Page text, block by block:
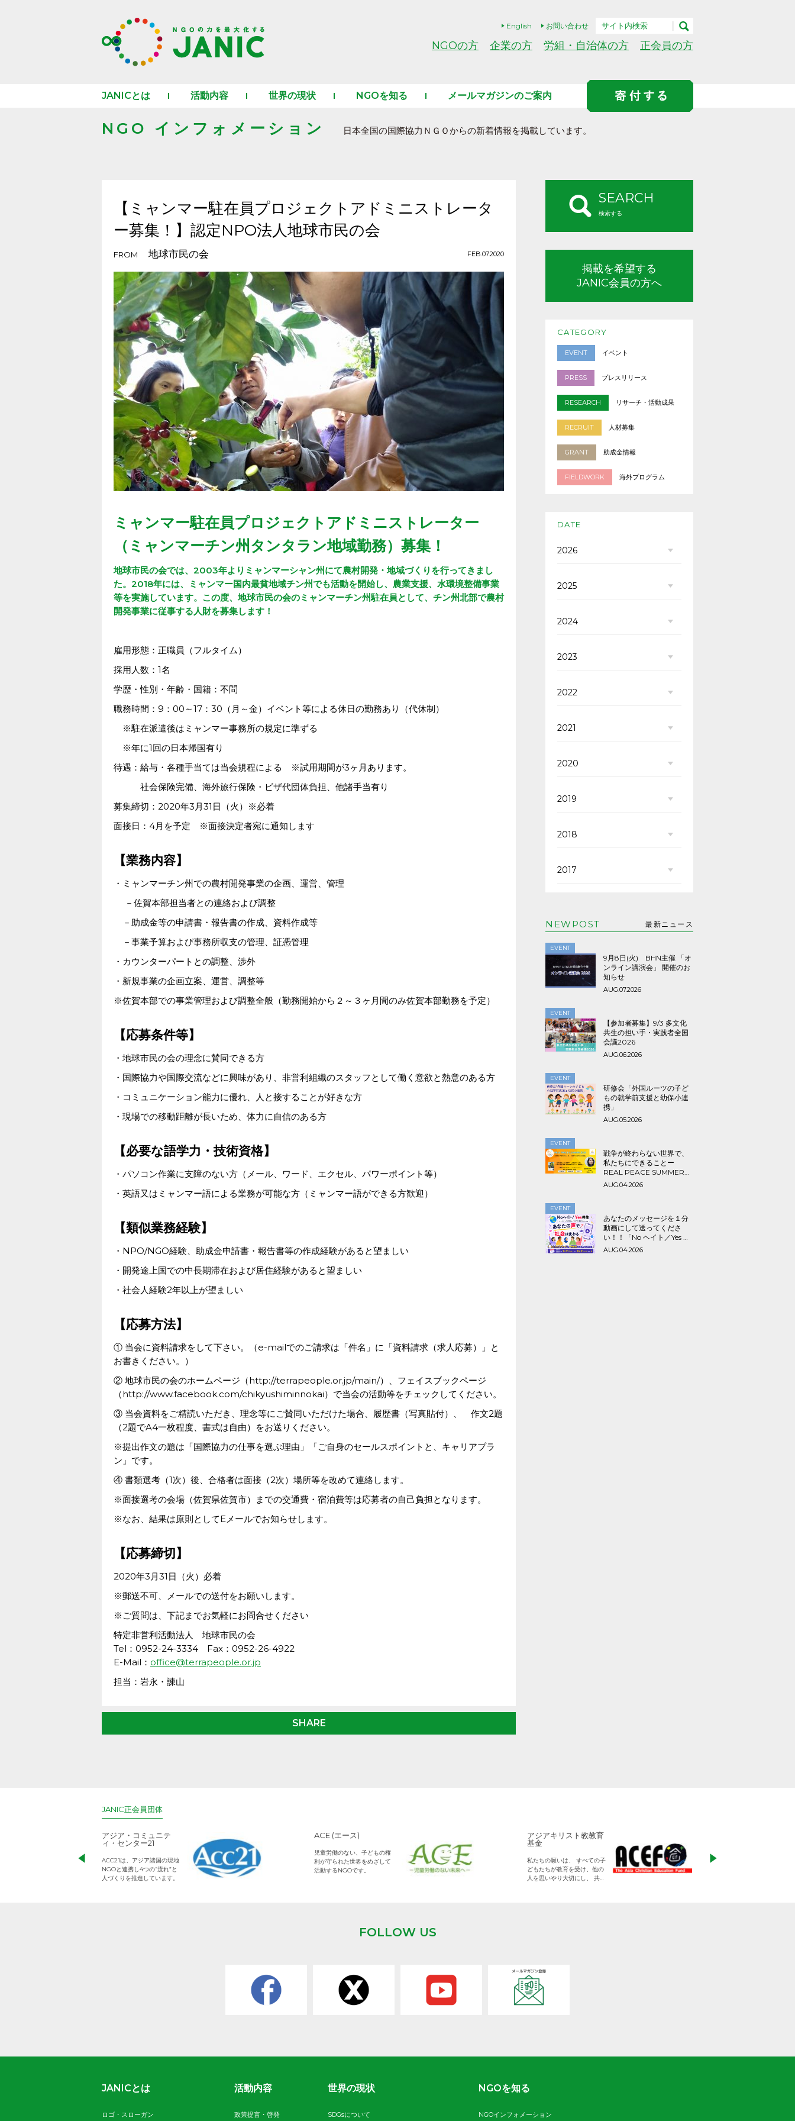
English お問い合わせ
NGOの方 企業の方 労組・自治体の方 正会員の方
JANICとは 活動内容 世界の現状 NGOを知る メールマガジンのご案内
NGO インフォメーション 日本全国の国際協力ＮＧＯからの新着情報を掲載しています。
【ミャンマー駐在員プロジェクトアドミニストレータ
ー募集！】認定NPO法人地球市民の会
FROM 地球市民の会 FEB.07.2020
ミャンマー駐在員プロジェクトアドミニストレーター
（ミャンマーチン州タンタラン地域勤務）募集！
地球市民の会では、2003年よりミャンマーシャン州にて農村開発・地域づくりを行ってきまし
た。 2018年には、ミャンマー国内最貧地域チン州でも活動を開始し、農業支援、水環境整備事業
等を実施しています。 この度、地球市民の会のミャンマーチン州駐在員として、チン州北部で農村
開発事業に従事する人財を募集します！
雇用形態：正職員（フルタイム）
採用人数：1名
学歴・性別・年齢・国籍：不問
職務時間：9：00～17：30（月～金）イベント等による休日の勤務あり（代休制）
※駐在派遣後はミャンマー事務所の規定に準ずる
※年に1回の日本帰国有り
待遇：給与・各種手当ては当会規程による ※試用期間が3ヶ月あります。
社会保険完備、海外旅行保険・ビザ代団体負担、他諸手当有り
募集締切：2020年3月31日（火）※必着
面接日：4月を予定 ※面接決定者宛に通知します
【業務内容】
・ミャンマーチン州での農村開発事業の企画、運営、管理
－佐賀本部担当者との連絡および調整
－助成金等の申請書・報告書の作成、資料作成等
－事業予算および事務所収支の管理、証憑管理
・カウンターパートとの調整、渉外
・新規事業の企画立案、運営、調整等
※佐賀本部での事業管理および調整全般（勤務開始から２～３ヶ月間のみ佐賀本部勤務を予定）
【応募条件等】
・地球市民の会の理念に賛同できる方
・国際協力や国際交流などに興味があり、非営利組織のスタッフとして働く意欲と熱意のある方
・コミュニケーション能力に優れ、人と接することが好きな方
・現場での移動距離が長いため、体力に自信のある方
【必要な語学力・技術資格】
・パソコン作業に支障のない方（メール、ワード、エクセル、パワーポイント等）
・英語又はミャンマー語による業務が可能な方（ミャンマー語ができる方歓迎）
【類似業務経験】
・NPO/NGO経験、助成金申請書・報告書等の作成経験があると望ましい
・開発途上国での中長期滞在および居住経験があると望ましい
・社会人経験2年以上が望ましい
【応募方法】
① 当会に資料請求をして下さい。（e-mailでのご請求は「件名」に「資料請求（求人応募）」と
お書きください。）
② 地球市民の会のホームページ（http://terrapeople.or.jp/main/）、フェイスブックページ
（http://www.facebook.com/chikyushiminnokai）で当会の活動等をチェックしてください。
③ 当会資料をご精読いただき、理念等にご賛同いただけた場合、履歴書（写真貼付）、 作文2題
（2題でA4一枚程度、書式は自由）をお送りください。
※提出作文の題は「国際協力の仕事を選ぶ理由」「ご自身のセールスポイントと、キャリアプラ
ン」です。
④ 書類選考（1次）後、合格者は面接（2次）場所等を改めて連絡します。
※面接選考の会場（佐賀県佐賀市）までの交通費・宿泊費等は応募者の自己負担となります。
※なお、結果は原則としてEメールでお知らせします。
【応募締切】
2020年3月31日（火）必着
※郵送不可、メールでの送付をお願いします。
※ご質問は、下記までお気軽にお問合せください
特定非営利活動法人 地球市民の会
Tel：0952-24-3334 Fax：0952-26-4922
E-Mail： office@terrapeople.or.jp
担当：岩永・諫山
SHARE
SEARCH
検索する
掲載を希望する
JANIC会員の方へ
CATEGORY
EVENT イベント
PRESS プレスリリース
RESEARCH リサーチ・活動成果
RECRUIT 人材募集
GRANT 助成金情報
FIELDWORK 海外プログラム
DATE
2026
2025
2024
2023
2022
2021
2020
2019
2018
2017
NEWPOST 最新ニュース
EVENT
9月8日(火) BHN主催 「オ
ンライン講演会」 開催のお
知らせ
AUG.07.2026
EVENT
【参加者募集】9/3 多文化
共生の担い手・実践者全国
会議2026
AUG.06.2026
EVENT
研修会「外国ルーツの子ど
もの就学前支援と幼保小連
携」
AUG.05.2026
EVENT
戦争が終わらない世界で、
私たちにできることー
REAL PEACE SUMMER
2026
AUG.04.2026
EVENT
あなたのメッセージを１分
動画にして送ってくださ
い！！「No ヘイト／Yes 共
生～みんなでつくる海外ル
AUG.04.2026
JANIC正会員団体
アジア・コミュニテ
ィ・センター21
ACC21は、アジア諸国の現地
NGOと連携し4つの“流れ”と
人づくりを推進しています。
ACE (エース)
児童労働のない、子どもの権
利が守られた世界をめざして
活動するNGOです。
アジアキリスト教教育
基金
私たちの願いは、 すべての子
どもたちが教育を受け、他の
人を思いやり大切にし、 共に
FOLLOW US
JANICとは
ロゴ・スローガン
活動内容
政策提言・啓発
世界の現状
SDGsについて
NGOを知る
NGOインフォメーション